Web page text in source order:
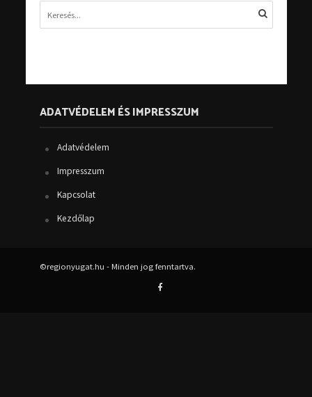
ADATVÉDELEM ÉS IMPRESSZUM
Adatvédelem
Impresszum
Kapcsolat
Kezdőlap
©regionyugat.hu - Minden jog fenntartva.